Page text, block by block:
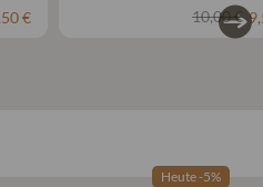
€ 10,00 €
Heute -5%